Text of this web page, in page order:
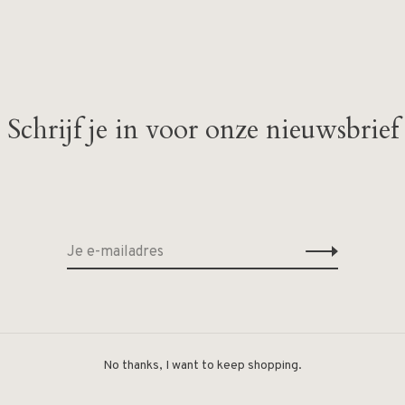
Geen producten
Schrijf je in voor onze nieuwsbrief
No thanks, I want to keep shopping.